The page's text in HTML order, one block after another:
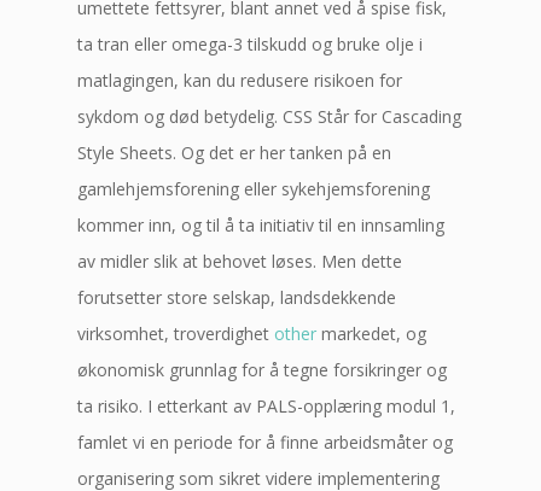
umettete fettsyrer, blant annet ved å spise fisk,
ta tran eller omega-3 tilskudd og bruke olje i
matlagingen, kan du redusere risikoen for
sykdom og død betydelig. CSS Står for Cascading
Style Sheets. Og det er her tanken på en
gamlehjemsforening eller sykehjemsforening
kommer inn, og til å ta initiativ til en innsamling
av midler slik at behovet løses. Men dette
forutsetter store selskap, landsdekkende
virksomhet, troverdighet other markedet, og
økonomisk grunnlag for å tegne forsikringer og
ta risiko. I etterkant av PALS-opplæring modul 1,
famlet vi en periode for å finne arbeidsmåter og
organisering som sikret videre implementering